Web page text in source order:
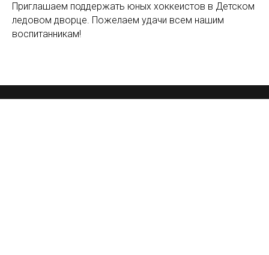
Приглашаем поддержать юных хоккеистов в Детском
ледовом дворце. Пожелаем удачи всем нашим
воспитанникам!